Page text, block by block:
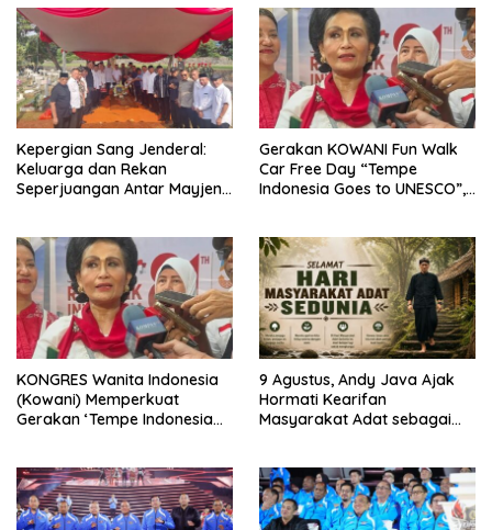
Kepergian Sang Jenderal:
Keluarga dan Rekan
Seperjuangan Antar Mayjen
Terakhir
Gerakan KOWANI Fun Walk
Car Free Day “Tempe
Indonesia Goes to UNESCO”,
KONGRES Wanita Indonesia
(Kowani) Memperkuat
Gerakan ‘Tempe Indonesia
9 Agustus, Andy Java Ajak
Hormati Kearifan
Masyarakat Adat sebagai